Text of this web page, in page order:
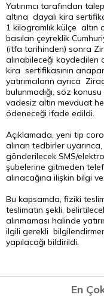
Yatırımcı tarafından
altına dayalı kira
1 kilogramlık külçe
basılan çeyreklik
(itfa tarihinden) sonra
alınabileceği kaydedilen
kira sertifikasının
yatırımcıların ayrıca
bulunmadığı, söz
vadesiz altın mevduat
ödeneceği ifade edildi.
Açıklamada, yeni tip
alınan tedbirler
gönderilecek SMS/
şubelerine gitmeden
alınacağına ilişkin bilgi
Bu kapsamda, fiziki
teslimatın şekli,
alınmaması halinde
ilgili gerekli
yapılacağı bildirildi.
En